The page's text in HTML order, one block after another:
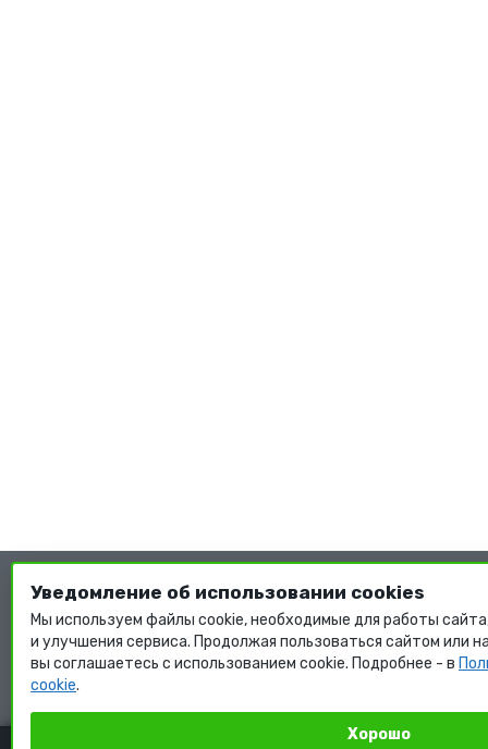
Уведомление об использовании cookies
Мы используем файлы cookie, необходимые для работы
и улучшения сервиса. Продолжая пользоваться сайтом или
вы соглашаетесь с использованием cookie. Подробнее - в
cookie.
Хорошо